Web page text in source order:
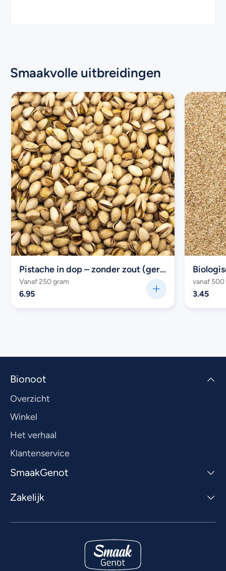
Smaakvolle uitbreidingen
Pistache in dop – zonder zout (geroosterd)
Vanaf 250 gram
6.95
vanaf 500
3.45
Bionoot
Overzicht
Winkel
Het verhaal
Klantenservice
SmaakGenot
Zakelijk